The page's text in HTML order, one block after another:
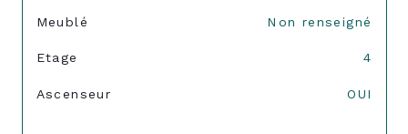
Meublé Non renseigné
Etage 4
Ascenseur OUI